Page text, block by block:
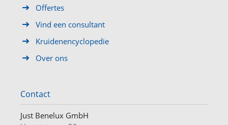
Offertes
Vind een consultant
Kruidenencyclopedie
Over ons
Contact
Just Benelux GmbH